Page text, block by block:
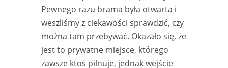
Pewnego razu brama była otwarta i
weszliśmy z ciekawości sprawdzić, czy
można tam przebywać. Okazało się, że
jest to prywatne miejsce, którego
zawsze ktoś pilnuje, jednak wejście